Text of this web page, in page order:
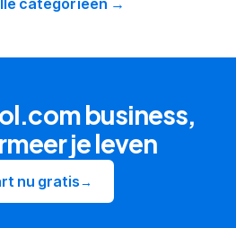
categorieen →
business,
je leven
nu gratis→